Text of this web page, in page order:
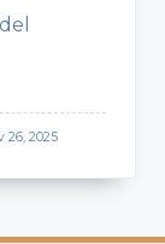
26, 2025